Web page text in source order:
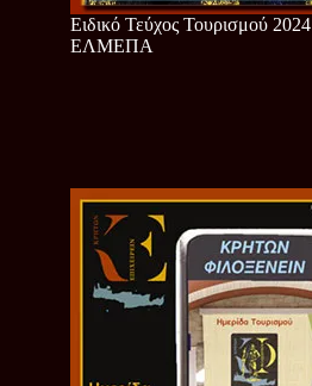
Ειδικό Τεύχος Τουρισμού 2024 |
ΕΛΜΕΠΑ